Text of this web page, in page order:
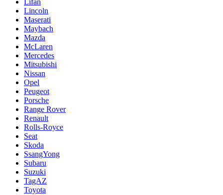
Lifan
Lincoln
Maserati
Maybach
Mazda
McLaren
Mercedes
Mitsubishi
Nissan
Opel
Peugeot
Porsche
Range Rover
Renault
Rolls-Royce
Seat
Skoda
SsangYong
Subaru
Suzuki
TagAZ
Toyota